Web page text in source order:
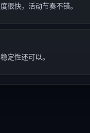
很快，活动节奏不错。
定性还可以。